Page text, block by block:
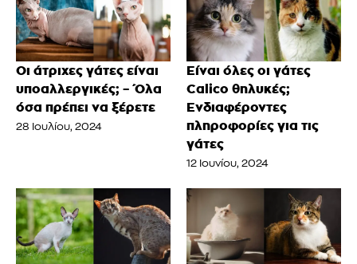
Οι άτριχες γάτες είναι
υποαλλεργικές; – Όλα
όσα πρέπει να ξέρετε
28 Ιουλίου, 2024
Είναι όλες οι γάτες
Calico θηλυκές;
Ενδιαφέροντες
πληροφορίες για τις
γάτες
12 Ιουνίου, 2024